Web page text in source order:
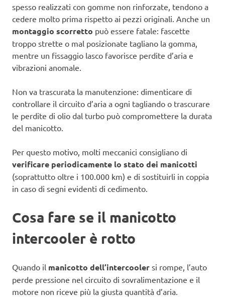
spesso realizzati con gomme non rinforzate, tendono a
cedere molto prima rispetto ai pezzi originali. Anche un
montaggio scorretto può essere fatale: fascette
troppo strette o mal posizionate tagliano la gomma,
mentre un fissaggio lasco favorisce perdite d’aria e
vibrazioni anomale.
Non va trascurata la manutenzione: dimenticare di
controllare il circuito d’aria a ogni tagliando o trascurare
le perdite di olio dal turbo può compromettere la durata
del manicotto.
Per questo motivo, molti meccanici consigliano di
verificare periodicamente lo stato dei manicotti
(soprattutto oltre i 100.000 km) e di sostituirli in coppia
in caso di segni evidenti di cedimento.
Cosa fare se il manicotto
intercooler è rotto
Quando il manicotto dell’intercooler si rompe, l’auto
perde pressione nel circuito di sovralimentazione e il
motore non riceve più la giusta quantità d’aria.